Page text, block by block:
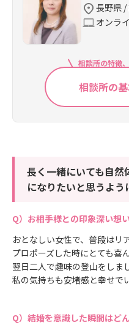
長野県 /
オンラ
相談所の特徴
相談所の
長く一緒にいても自然
になりたいと思うよう
お相手様との印象深い想
おとなしい女性で、普段はリ
プロポーズした時にとても喜
翌日二人で趣味の登山をしま
私の気持ちも安堵感と幸せで
結婚を意識した瞬間はど